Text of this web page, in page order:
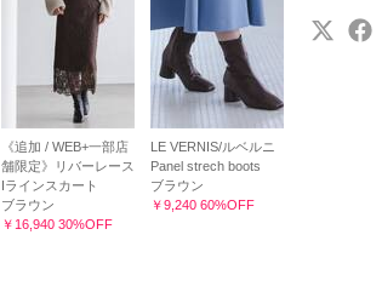
《追加 / WEB+一部店
舗限定》リバーレース
Iラインスカート
ブラウン
￥16,940 30%OFF
LE VERNIS/ルベルニ
Panel strech boots
ブラウン
￥9,240 60%OFF